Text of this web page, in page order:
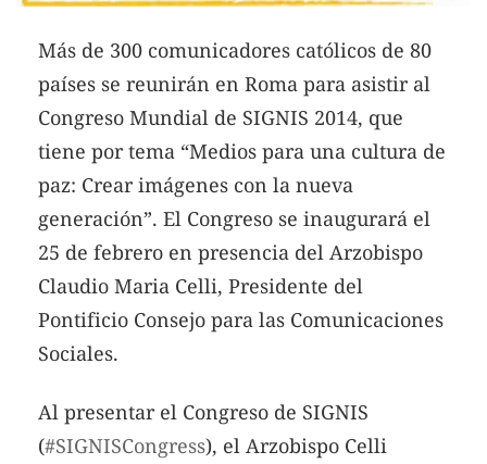
Más de 300 comunicadores católicos de 80
países se reunirán en Roma para asistir al
Congreso Mundial de SIGNIS 2014, que
tiene por tema “Medios para una cultura de
paz: Crear imágenes con la nueva
generación”. El Congreso se inaugurará el
25 de febrero en presencia del Arzobispo
Claudio Maria Celli, Presidente del
Pontificio Consejo para las Comunicaciones
Sociales.
Al presentar el Congreso de SIGNIS
(#SIGNISCongress), el Arzobispo Celli